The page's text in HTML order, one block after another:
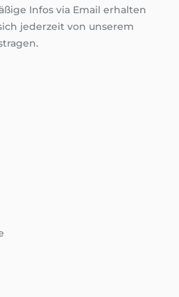
Infos via Email erhalten
jederzeit von unserem